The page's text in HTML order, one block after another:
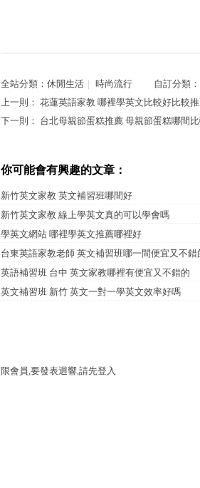
全站分類： 休閒生活 時尚流行
自訂分類：
上一則： 花蓮英語家教 哪裡學英文比較好比較
下一則： 台北母親節蛋糕推薦 母親節蛋糕哪間
你可能會有興趣的文章：
新竹英文家教 英文補習班哪間好
新竹英文家教 線上學英文真的可以學會嗎
學英文網站 哪裡學英文推薦哪裡好
台東英語家教老師 英文補習班哪一間便宜又不錯
英語補習班 台中 英文家教哪裡有便宜又不錯的
英文補習班 新竹 英文一對一學英文效率好嗎
限會員,要發表迴響,請先登入